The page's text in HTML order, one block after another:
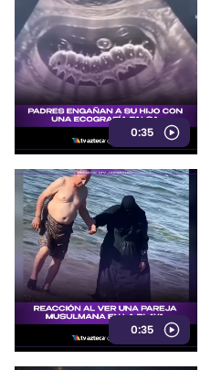
0:35
0:35